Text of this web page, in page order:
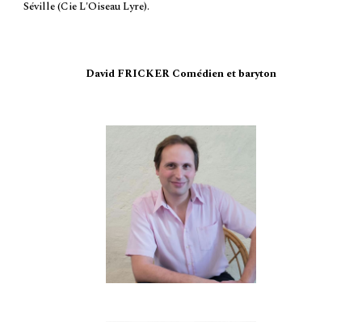
Séville (Cie L'Oiseau Lyre).
David FRICKER Comédien etbaryton